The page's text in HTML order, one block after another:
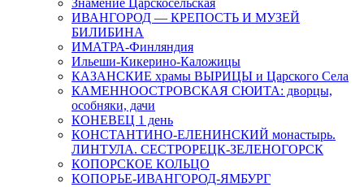
Знамение Царскосельская
ИВАНГОРОД — КРЕПОСТЬ И МУЗЕЙ
БИЛИБИНА
ИМАТРА-Финляндия
Ильеши-Кикерино-Каложицы
КАЗАНСКИЕ храмы ВЫРИЦЫ и Царского Села
КАМЕННООСТРОВСКАЯ СЮИТА: дворцы,
особняки, дачи
КОНЕВЕЦ 1 день
КОНСТАНТИНО-ЕЛЕНИНСКИЙ монастырь.
ЛИНТУЛА. СЕСТРОРЕЦК-ЗЕЛЕНОГОРСК
КОПОРСКОЕ КОЛЬЦО
КОПОРЬЕ-ИВАНГОРОД-ЯМБУРГ